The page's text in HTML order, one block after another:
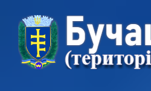
content